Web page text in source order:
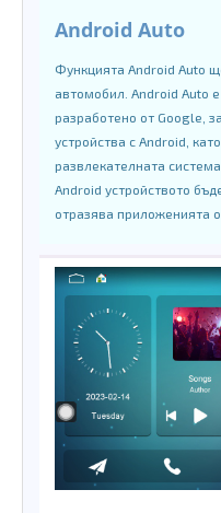
Android Auto
Функцията Android Auto
автомобил. Android Auto
разработено от Google,
устройства с Android,
развлекателната
Android устройството
отразява приложенията